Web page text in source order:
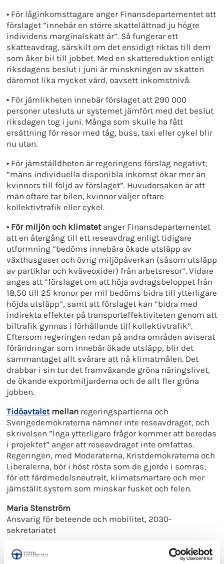
• För låginkomsttagare anger Finansdepartementet att
förslaget ”innebär en större skattelättnad ju högre
individens marginalskatt är”. Så fungerar ett
skatteavdrag, särskilt om det ensidigt riktas till dem
som åker bil till jobbet. Med en skattereduktion enligt
riksdagens beslut i juni är minskningen av skatten
däremot lika mycket värd, oavsett inkomstnivå.
• För jämlikheten innebär förslaget att 290 000
personer utesluts ur systemet jämfört med det beslut
riksdagen tog i juni. Många som skulle ha fått
ersättning för resor med tåg, buss, taxi eller cykel blir
nu utan.
• För jämställdheten är regeringens förslag negativt;
”mäns individuella disponibla inkomst ökar mer än
kvinnors till följd av förslaget”. Huvudorsaken är att
män oftare tar bilen, kvinnor väljer oftare
kollektivtrafik eller cykel.
• För miljön och klimatetanger Finansdepartementet
att en återgång till ett reseavdrag enligt tidigare
utformning ”bedöms innebära ökade utsläpp av
växthusgaser och övrig miljöpåverkan (såsom utsläpp
av partiklar och kväveoxider) från arbetsresor”. Vidare
anges att ”förslaget om att höja avdragsbeloppet från
18,50 till 25 kronor per mil bedöms bidra till ytterligare
höjda utsläpp”, samt att förslaget kan ”bidra med
indirekta effekter på transporteffektiviteten genom att
biltrafik gynnas i förhållande till kollektivtrafik”.
Eftersom regeringen redan på andra områden aviserat
förändringar som innebär ökade utsläpp, blir det
sammantaget allt svårare att nå klimatmålen. Det
drabbar i sin tur det framväxande gröna näringslivet,
de ökande exportmiljarderna och de allt fler gröna
jobben.
Tidöavtaletmellan regeringspartierna och
Sverigedemokraterna nämner inte reseavdraget, och
skrivelsen ”Inga ytterligare frågor kommer att beredas
i projektet” anger att reseavdraget inte omfattas.
Regeringen, med Moderaterna, Kristdemokraterna och
Liberalerna, bör i höst rösta som de gjorde i somras;
för ett färdmedelsneutralt, klimatsmartare och mer
jämställt system som minskar fusket och felen.
Maria Stenström
Ansvarig för beteende och mobilitet, 2030-
sekretariatet
Johan Wadman
Vd Svensk Kollektivtrafik